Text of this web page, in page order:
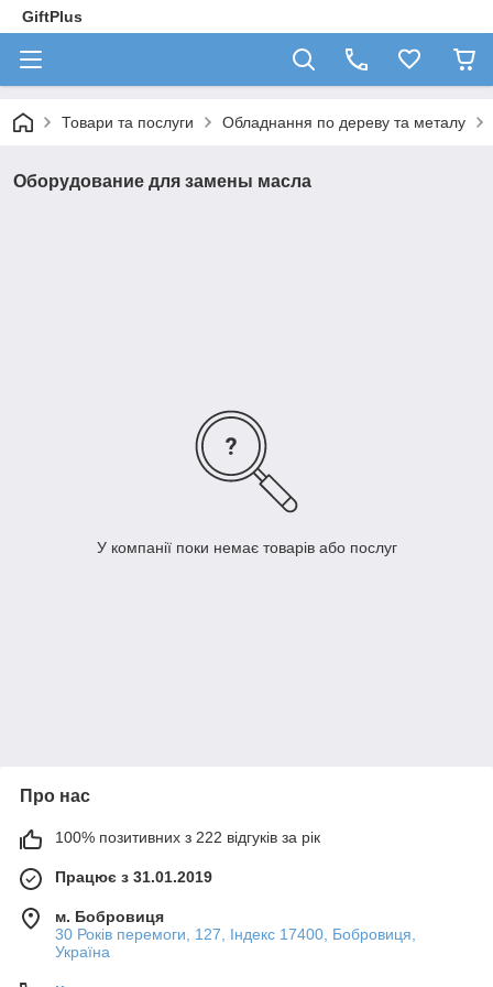
GiftPlus
Товари та послуги Обладнання по дереву та металу
Оборудование для замены масла
У компанії поки немає товарів або послуг
Про нас
100% позитивних з 222 відгуків за рік
Працює з 31.01.2019
м. Бобровиця
30 Років перемоги, 127, Індекс 17400, Бобровиця,
Україна